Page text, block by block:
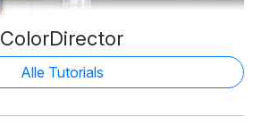
ColorDirector
Alle Tutorials